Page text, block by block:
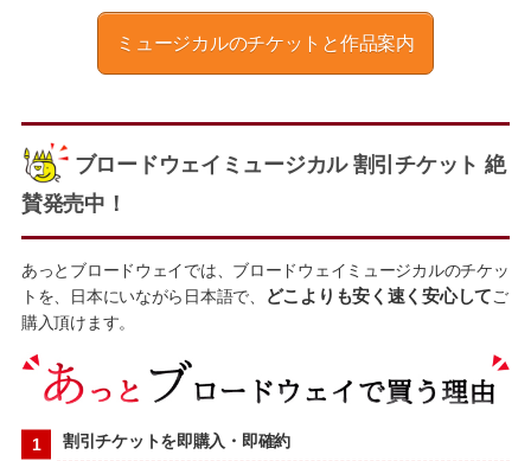
ミュージカルのチケットと作品案内
ブロードウェイミュージカル 割引チケット 絶
賛発売中！
あっとブロードウェイでは、ブロードウェイミュージカルのチケッ
トを、日本にいながら日本語で、
どこよりも安く速く安心してご
購入頂けます。
割引チケットを即購入・即確約